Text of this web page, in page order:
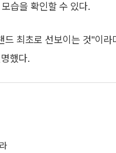
습을 확인할 수 있다.
최초로 선보이는 것"이
했다.